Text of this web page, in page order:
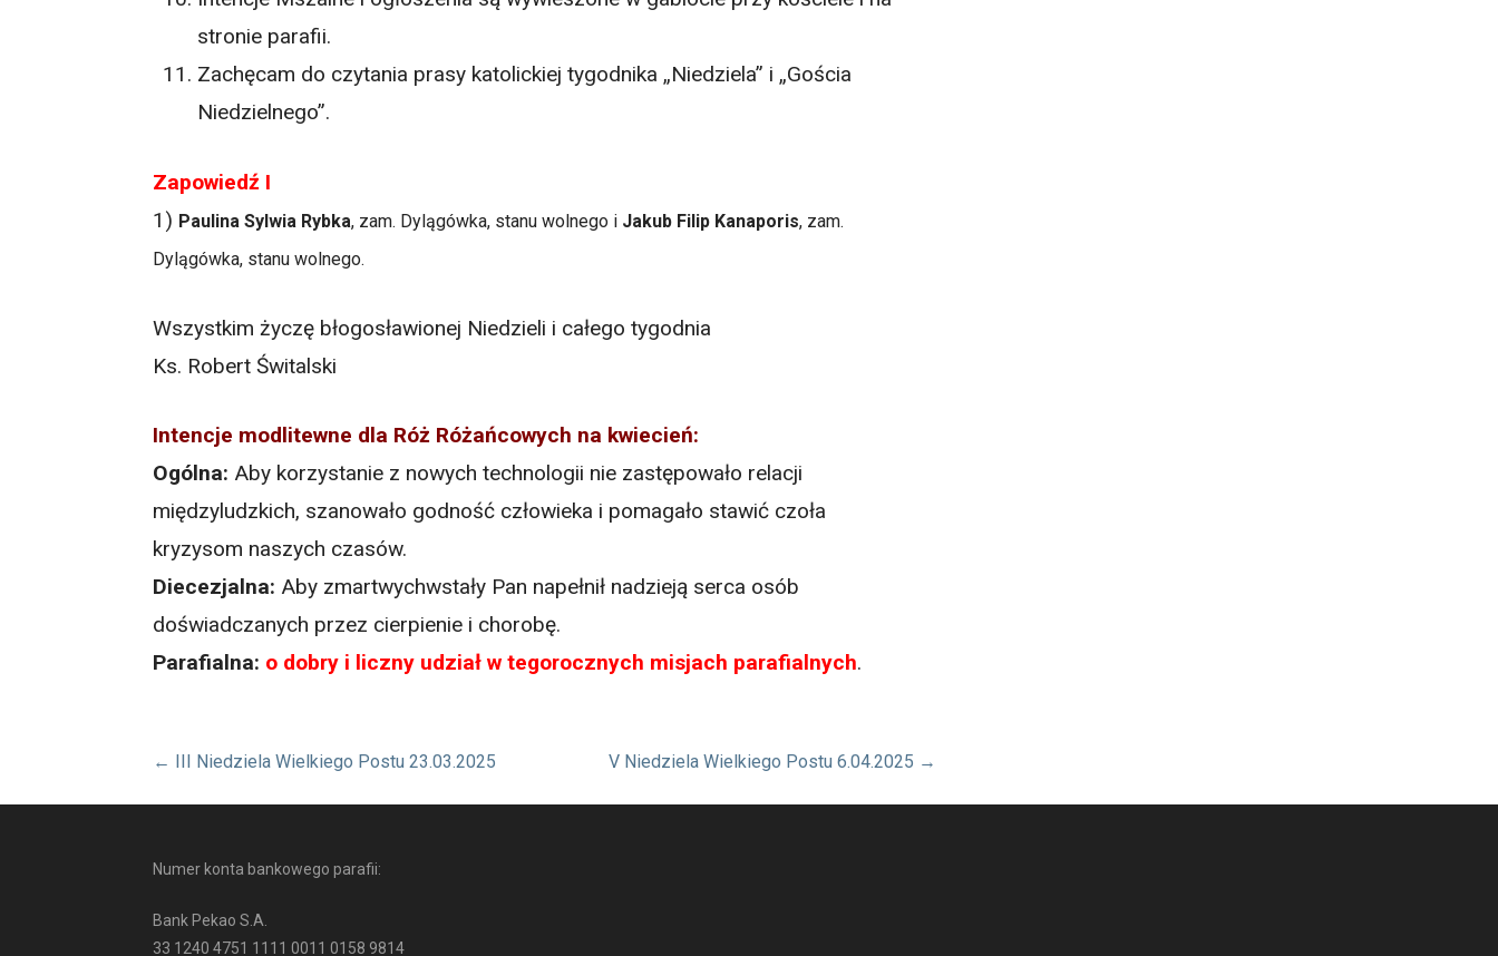
stronie parafii.
Zachęcam do czytania prasy katolickiej tygodnika „Niedziela” i „Gościa
Niedzielnego”.
Zapowiedź I
1) Paulina Sylwia Rybka, zam. Dylągówka, stanu wolnego i Jakub Filip Kanaporis, zam.
Dylągówka, stanu wolnego.
Wszystkim życzę błogosławionej Niedzieli i całego tygodnia
Ks. Robert Świtalski
Intencje modlitewne dla Róż Różańcowych na kwiecień:
Ogólna: Aby korzystanie z nowych technologii nie zastępowało relacji
międzyludzkich, szanowało godność człowieka i pomagało stawić czoła
kryzysom naszych czasów.
Diecezjalna: Aby zmartwychwstały Pan napełnił nadzieją serca osób
doświadczanych przez cierpienie i chorobę.
Parafialna: o dobry i liczny udział w tegorocznych misjach parafialnych.
Nawigacja
wpisu
← III Niedziela Wielkiego Postu 23.03.2025 V Niedziela Wielkiego Postu 6.04.2025 →
Numer konta bankowego parafii:
Bank Pekao S.A.
33 1240 4751 1111 0011 0158 9814